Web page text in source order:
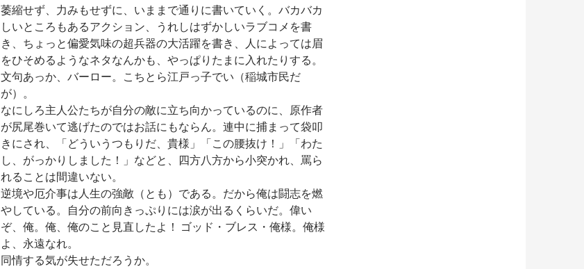
萎縮せず、力みもせずに、いままで通りに書いていく。バカバカ
しいところもあるアクション、うれしはずかしいラブコメを書
き、ちょっと偏愛気味の超兵器の大活躍を書き、人によっては眉
をひそめるようなネタなんかも、やっぱりたまに入れたりする。
文句あっか、バーロー。こちとら江戸っ子でい（稲城市民だ
が）。
なにしろ主人公たちが自分の敵に立ち向かっているのに、原作者
が尻尾巻いて逃げたのではお話にもならん。連中に捕まって袋叩
きにされ、「どういうつもりだ、貴様」「この腰抜け！」「わた
し、がっかりしました！」などと、四方八方から小突かれ、罵ら
れることは間違いない。
逆境や厄介事は人生の強敵（とも）である。だから俺は闘志を燃
やしている。自分の前向きっぷりには涙が出るくらいだ。偉い
ぞ、俺。俺、俺のこと見直したよ！ ゴッド・ブレス・俺様。俺様
よ、永遠なれ。
同情する気が失せただろうか。